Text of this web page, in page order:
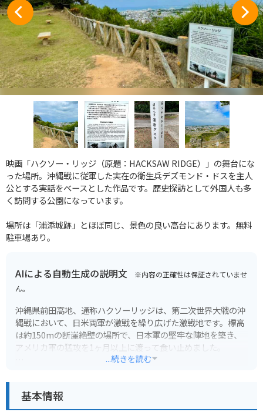
映画「ハクソー・リッジ（原題：HACKSAW RIDGE）」の舞台にな
った場所。沖縄戦に従軍した実在の衛生兵デズモンド・ドスを主人
公とする実話をベースとした作品です。歴史探訪として外国人も多
く訪問する公園になっています。
場所は「浦添城跡」とほぼ同じ、景色の良い高台にあります。無料
駐車場あり。
AIによる自動生成の説明文 ※内容の正確性は保証されていませ
ん。
沖縄県前田高地、通称ハクソーリッジは、第二次世界大戦の沖
縄戦において、日米両軍が激戦を繰り広げた激戦地です。標高
は約150mの断崖絶壁の場所で、日本軍の堅牢な陣地を築き、
アメリカ軍の猛攻を1ヶ月以上に渡って食い止めました。
青い海と緑豊かな自然を一望することができ、平和の尊さを改
めて実感することができます。
...続きを読む
基本情報